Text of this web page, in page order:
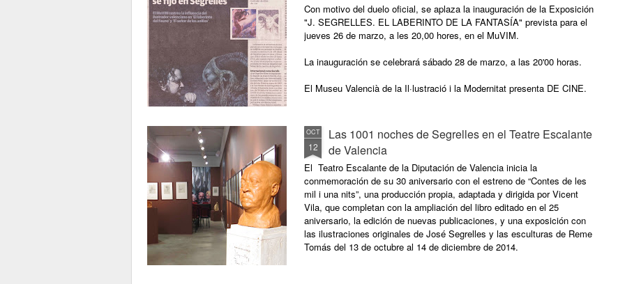
Con motivo del duelo oficial, se aplaza la inauguración de la Exposición
"J. SEGRELLES. EL LABERINTO DE LA FANTASÍA" prevista para el
jueves 26 de marzo, a les 20,00 hores, en el MuVIM.
La inauguración se celebrará sábado 28 de marzo, a las 20'00 horas.
El Museu Valencià de la Il·lustració i la Modernitat presenta DE CINE.
OCT
12
Las 1001 noches de Segrelles en el Teatre Escalante
de Valencia
El Teatro Escalante de la Diputación de Valencia inicia la
conmemoración de su 30 aniversario con el estreno de “Contes de les
mil i una nits”, una producción propia, adaptada y dirigida por Vicent
Vila, que completan con la ampliación del libro editado en el 25
aniversario, la edición de nuevas publicaciones, y una exposición con
las ilustraciones originales de José Segrelles y las esculturas de Reme
Tomás del 13 de octubre al 14 de diciembre de 2014.